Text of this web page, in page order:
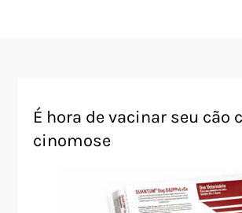
É hora de vacinar seu cão
cinomose